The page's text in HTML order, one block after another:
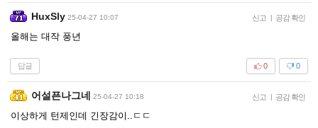
HuxSly 25-04-27 10:07 신고 | 공감 확인
올해는 대작 풍년
답글 0
0
어설픈나그네 25-04-27 10:18 신고 | 공감 확인
이상하게 턴제인데 긴장감이..ㄷㄷ